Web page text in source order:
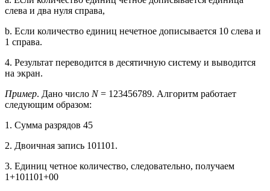
слева и два нуля справа,
b. Если количество единиц нечетное дописывается 10 слева и
1 справа.
4. Результат переводится в десятичную систему и выводится
на экран.
Пример. Дано число N= 123456789. Алгоритм работает
следующим образом:
1. Сумма разрядов 45
2. Двоичная запись 101101.
3. Единиц четное количество, следовательно, получаем
1+101101+00